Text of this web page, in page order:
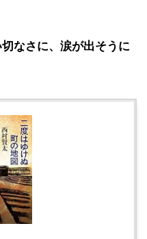
なさに、涙が出そうに